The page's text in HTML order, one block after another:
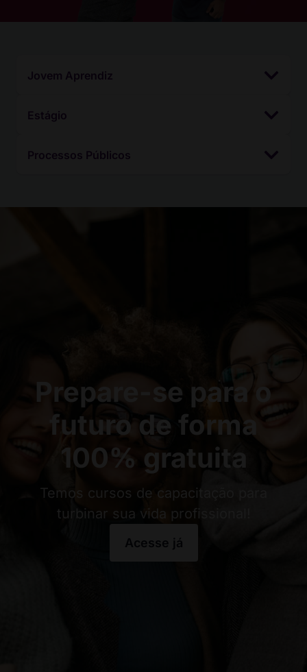
Jovem Aprendiz
Estágio
Processos Públicos
Prepare-se para o
futuro de forma
100% gratuita
Temos cursos de capacitação para
turbinar sua vida profissional!
Acesse já